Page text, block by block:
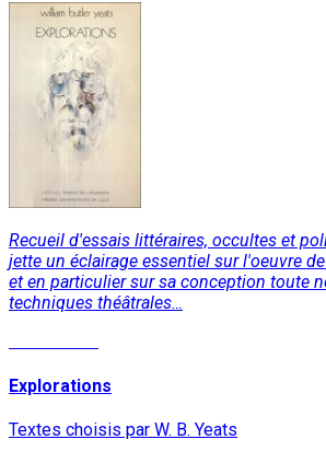
Recueil d'essais littéraires, occultes et
jette un éclairage essentiel sur l'oeuvre
et en particulier sur sa conception toute
techniques théâtrales…
Explorations
Textes choisis par W. B. Yeats